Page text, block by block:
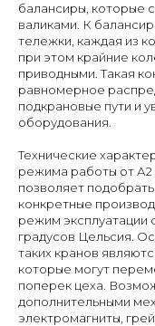
балансиры, которые
валиками. К
тележки, каждая из
при этом крайние
приводными. Такая
равномерное
подкрановые пути и
оборудования.
Технические
режима работы от А2
позволяет
конкретные
режим эксплуатации
градусов Цельсия.
таких кранов
которые могут
поперек цеха.
дополнительными
электромагниты,